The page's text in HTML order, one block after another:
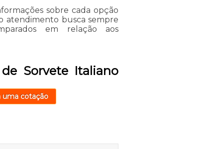
sobre cada opção
atendimento busca sempre
em relação aos
Sorvete Italiano
uma cotação